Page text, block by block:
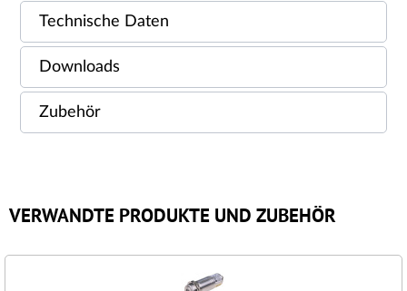
Technische Daten
Downloads
Zubehör
VERWANDTE PRODUKTE UND ZUBEHÖR